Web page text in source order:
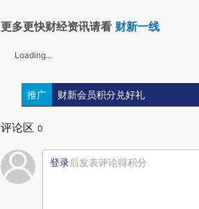
更多更快财经资讯请看 财新一线
Loading...
推广 财新会员积分兑好礼
评论区 0
登录后发表评论得积分